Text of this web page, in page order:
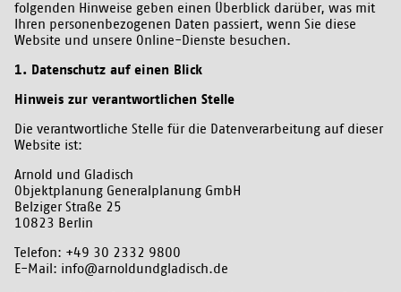
folgenden Hinweise geben einen Überblick darüber, was mit
Ihren personenbezogenen Daten passiert, wenn Sie diese
Website und unsere Online-Dienste besuchen.
1. Datenschutz auf einen Blick
Hinweis zur verantwortlichen Stelle
Die verantwortliche Stelle für die Datenverarbeitung auf dieser
Website ist:
Arnold und Gladisch
Objektplanung Generalplanung GmbH
Belziger Straße 25
10823 Berlin
Telefon: +49 30 2332 9800
E-Mail: info@arnoldundgladisch.de